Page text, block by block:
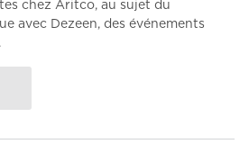
chez Aritco, au sujet du
avec Dezeen, des événements